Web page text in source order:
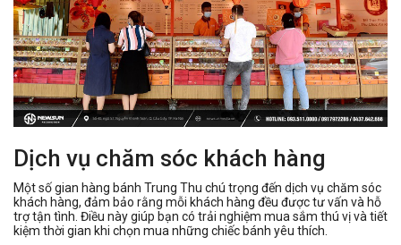
Dịch vụ chăm sóc khách hàng
Một số gian hàng bánh Trung Thu chú trọng đến dịch vụ chăm sóc
khách hàng, đảm bảo rằng mỗi khách hàng đều được tư vấn và hỗ
trợ tận tình. Điều này giúp bạn có trải nghiệm mua sắm thú vị và tiết
kiệm thời gian khi chọn mua những chiếc bánh yêu thích.